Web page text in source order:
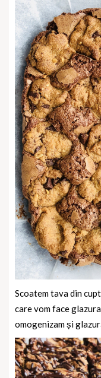
Scoatem tava din
care vom face
omogenizam și